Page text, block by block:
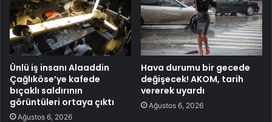
Ünlü iş insanı Alaaddin
Çağlıköse’ye kafede
bıçaklı saldırının
görüntüleri ortaya çıktı
Ağustos 6, 2026
Hava durumu bir gecede
değişecek! AKOM, tarih
vererek uyardı
Ağustos 6, 2026